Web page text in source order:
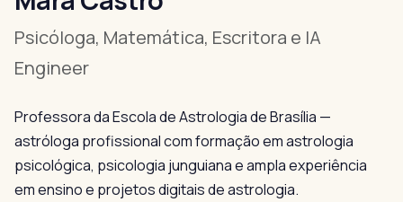
Psicóloga, Matemática, Escritora e IA
Engineer
Professora da Escola de Astrologia de Brasília —
astróloga profissional com formação em astrologia
psicológica, psicologia junguiana e ampla experiência
em ensino e projetos digitais de astrologia.